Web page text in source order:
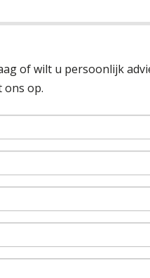
of wilt u persoonlijk
ons op.